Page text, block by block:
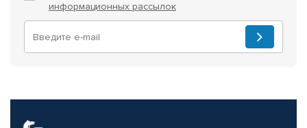
информационных рассылок